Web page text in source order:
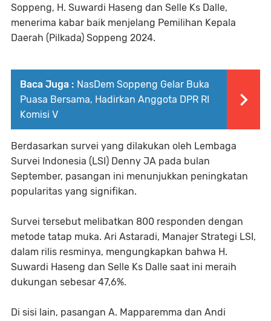
Soppeng, H. Suwardi Haseng dan Selle Ks Dalle,
menerima kabar baik menjelang Pemilihan Kepala
Daerah (Pilkada) Soppeng 2024.
Baca Juga : NasDem Soppeng Gelar Buka
Puasa Bersama, Hadirkan Anggota DPR RI
Komisi V
Berdasarkan survei yang dilakukan oleh Lembaga
Survei Indonesia (LSI) Denny JA pada bulan
September, pasangan ini menunjukkan peningkatan
popularitas yang signifikan.
Survei tersebut melibatkan 800 responden dengan
metode tatap muka. Ari Astaradi, Manajer Strategi LSI,
dalam rilis resminya, mengungkapkan bahwa H.
Suwardi Haseng dan Selle Ks Dalle saat ini meraih
dukungan sebesar 47,6%.
Di sisi lain, pasangan A. Mapparemma dan Andi